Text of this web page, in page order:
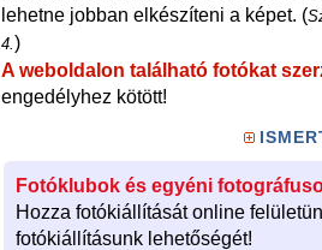
lehetne jobban elkészíteni a képet. (
4.)
A weboldalon található fotókat
engedélyhez kötött!
Fotóklubok és egyéni
Hozza fotókiállítását online
fotókiállításunk lehetőségét!